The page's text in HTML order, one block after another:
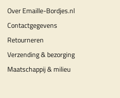
Over Emaille-Bordjes.nl
Contactgegevens
Retourneren
Verzending & bezorging
Maatschappij & milieu